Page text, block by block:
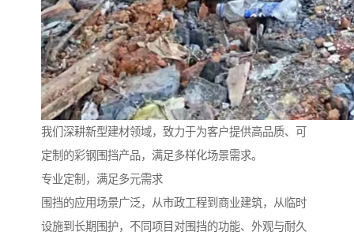
我们深耕新型建材领域，致力于为客户提供高品质、可
定制的彩钢围挡产品，满足多样化场景需求。
专业定制，满足多元需求
围挡的应用场景广泛，从市政工程到商业建筑，从临时
设施到长期围护，不同项目对围挡的功能、外观与耐久